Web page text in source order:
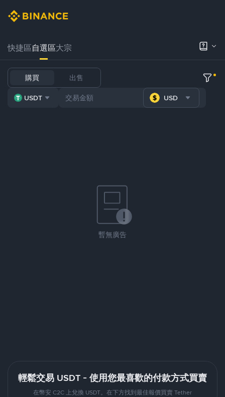
快捷區自選區大宗
購買 出售
USDT USD
暫無廣告
輕鬆交易 USDT - 使用您最喜歡的付款方式買賣
在幣安 C2C 上兌換 USDT。在下方找到最佳報價買賣 Tether